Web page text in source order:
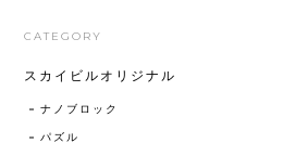
CATEGORY
スカイビルオリジナル
ナノブロック
パズル